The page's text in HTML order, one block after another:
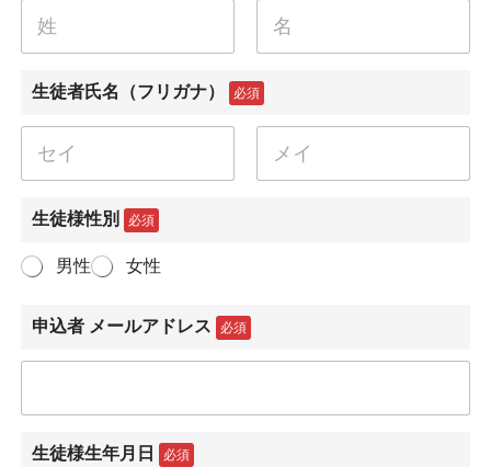
生徒者氏名（フリガナ） 必須
生徒様性別 必須
男性 女性
申込者 メールアドレス 必須
生徒様生年月日 必須